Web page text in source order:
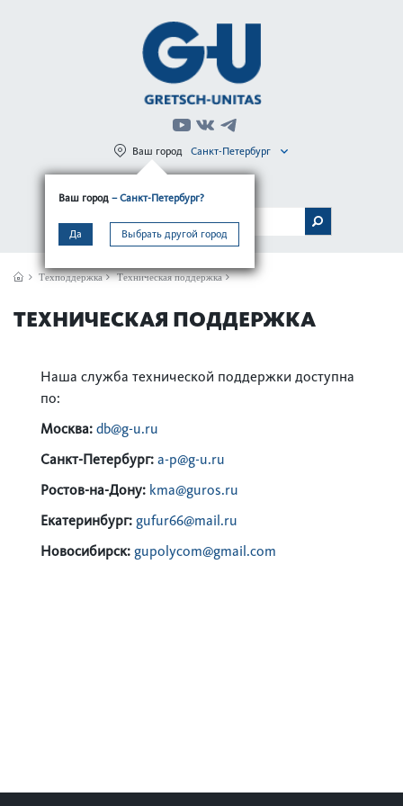
Ваш город – Санкт-Петербург?
Да Выбрать другой город
Ваш город Санкт-Петербург
МЕНЮ
Техподдержка Техническая поддержка
ТЕХНИЧЕСКАЯ ПОДДЕРЖКА
Наша служба технической поддержки доступна
по:
Москва: db@g-u.ru
Санкт-Петербург: a-p@g-u.ru
Ростов-на-Дону: kma@guros.ru
Екатеринбург: gufur66@mail.ru
Новосибирск: gupolycom@gmail.com